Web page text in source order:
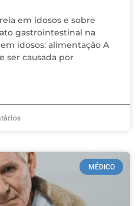
em idosos e sobre
gastrointestinal na
idosos: alimentação A
ser causada por
MÉDICO